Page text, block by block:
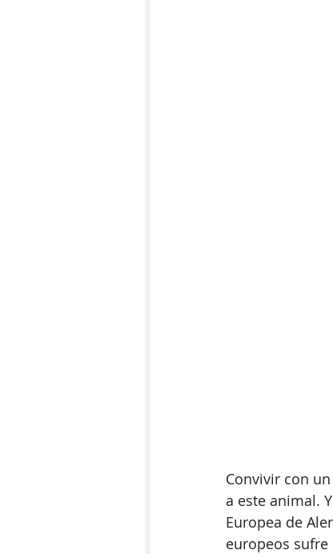
Convivir con
a este animal.
Europea de
europeos sufre